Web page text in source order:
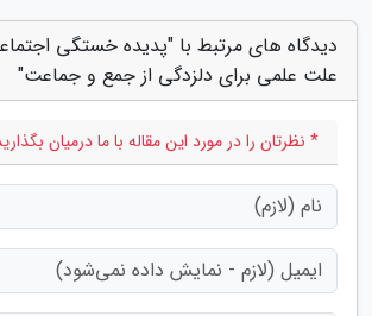
علت علمی برای دلزدگی از جمع و جماعت"
* نظرتان را در مورد این مقاله با ما درمیان